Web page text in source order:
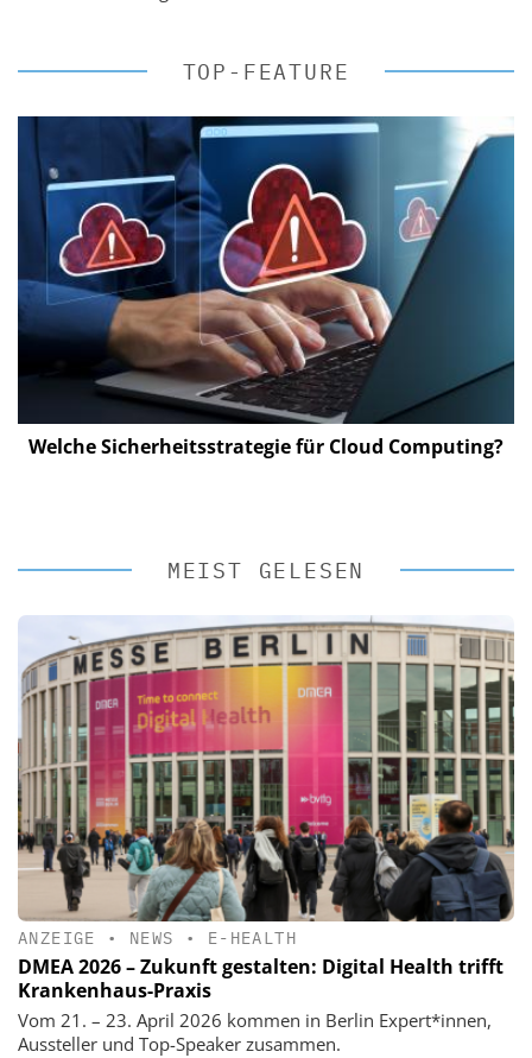
TOP-FEATURE
Welche Sicherheitsstrategie für Cloud Computing?
MEIST GELESEN
ANZEIGE • NEWS • E-HEALTH
DMEA 2026 – Zukunft gestalten: Digital Health trifft
Krankenhaus-Praxis
Vom 21. – 23. April 2026 kommen in Berlin Expert*innen,
Aussteller und Top-Speaker zusammen.